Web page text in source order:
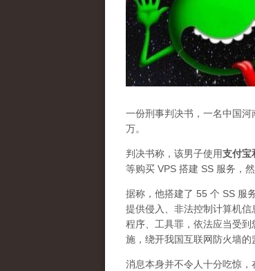
一份刑事判决书，一名中国
万。
判决书称，该男子使用支付宝
等购买 VPS 搭建 SS 服务，
据称，他搭建了 55 个 SS 服
提供侵入、非法控制计算机
程序、工具罪，依法应当受
施，绕开我国互联网防火墙
消息本身并不令人十分吃惊